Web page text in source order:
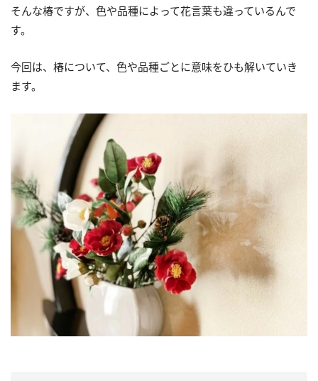
そんな椿ですが、色や品種によって花言葉も違っているんで
す。
今回は、椿について、色や品種ごとに意味をひも解いていき
ます。